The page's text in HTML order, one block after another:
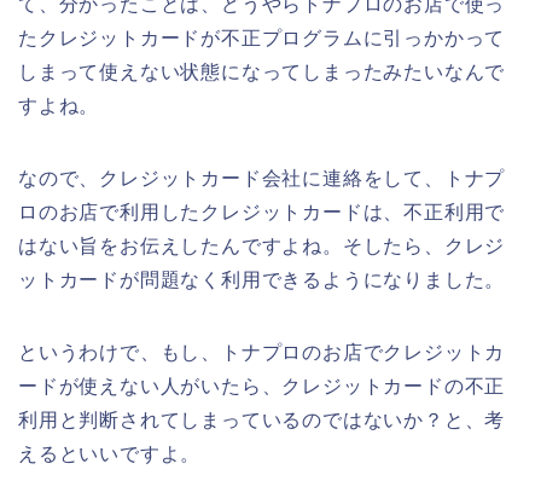
たクレジットカードが不正プログラムに引っかかって
しまって使えない状態になってしまったみたいなんで
すよね。
なので、クレジットカード会社に連絡をして、トナプ
ロのお店で利用したクレジットカードは、不正利用で
はない旨をお伝えしたんですよね。そしたら、クレジ
ットカードが問題なく利用できるようになりました。
というわけで、もし、トナプロのお店でクレジットカ
ードが使えない人がいたら、クレジットカードの不正
利用と判断されてしまっているのではないか？と、考
えるといいですよ。